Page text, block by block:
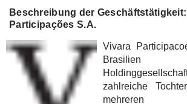
Beschreibung der
Participações S.A.
Vivara
Brasilien
zahlreiche
mehreren